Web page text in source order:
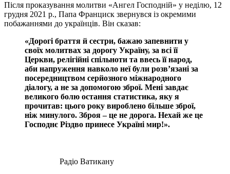
Після проказування молитви «Ангел Господній» у неділю, 12
грудня 2021 р., Папа Франциск звернувся із окремими
побажаннями до українців. Він сказав:
«Дорогі браття й сестри, бажаю запевнити у
своїх молитвах за дорогу Україну, за всі її
Церкви, релігійні спільноти та ввесь її народ,
аби напруження навколо неї були розв’язані за
посередництвом серйозного міжнародного
діалогу, а не за допомогою зброї. Мені завдає
великого болю остання статистика, яку я
прочитав: цього року вироблено більше зброї,
ніж минулого. Зброя – це не дорога. Нехай же це
Господнє Різдво принесе Україні мир!».
Радіо Ватикану